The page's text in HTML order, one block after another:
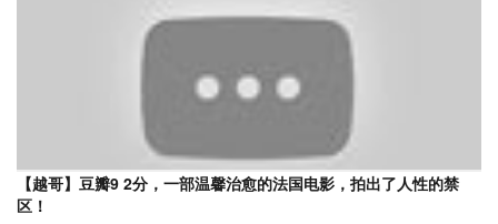
【越哥】豆瓣9 2分，一部温馨治愈的法国电影，拍出了人性的禁
区！